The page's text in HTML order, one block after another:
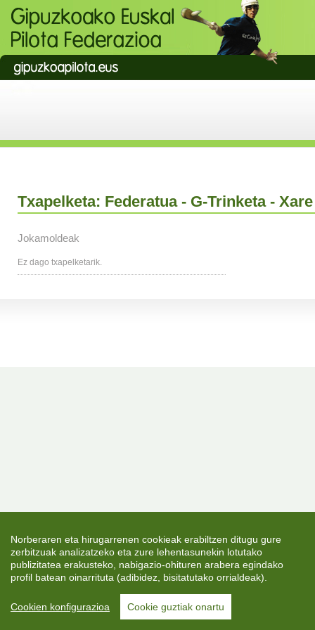
Txapelketa: Federatua - G-Trinketa - Xare
Jokamoldeak
Ez dago txapelketarik.
Norberaren eta hirugarrenen cookieak erabiltzen ditugu gure
zerbitzuak analizatzeko eta zure lehentasunekin lotutako
publizitatea erakusteko, nabigazio-ohituren arabera egindako
profil batean oinarrituta (adibidez, bisitatutako orrialdeak).
Cookien konfigurazioa Cookie guztiak onartu